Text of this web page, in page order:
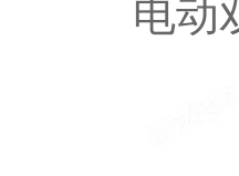
电动